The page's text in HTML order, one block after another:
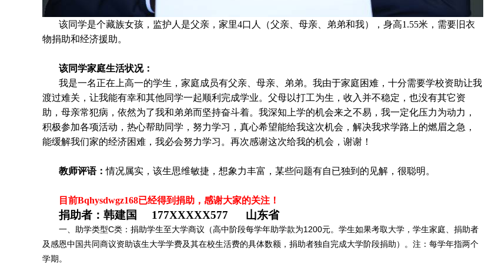
该同学是个藏族女孩，监护人是父亲，家里4口人（父亲、母亲、弟弟和我），身高1.55米，需要旧衣
物捐助和经济援助。
该同学家庭生活状况：
我是一名正在上高一的学生，家庭成员有父亲、母亲、弟弟。我由于家庭困难，十分需要学校资助让我
渡过难关，让我能有幸和其他同学一起顺利完成学业。父母以打工为生，收入并不稳定，也没有其它资
助，母亲常犯病，依然为了我和弟弟而坚持奋斗着。我深知上学的机会来之不易，我一定化压力为动力，
积极参加各项活动，热心帮助同学，努力学习，真心希望能给我这次机会，解决我求学路上的燃眉之急，
能缓解我们家的经济困难，我必会努力学习。再次感谢这次给我的机会，谢谢！
教师评语：情况属实，该生思维敏捷，想象力丰富，某些问题有自已独到的见解，很聪明。
目前Bqhysdwgz168已经得到捐助，感谢大家的关注！
捐助者：韩建国 177XXXXX577 山东省
一、助学类型C类：捐助学生至大学商议（高中阶段每学年助学款为1200元。学生如果考取大学，学生家庭、捐助者
及感恩中国共同商议资助该生大学学费及其在校生活费的具体数额，捐助者独自完成大学阶段捐助）。注：每学年指两个
学期。